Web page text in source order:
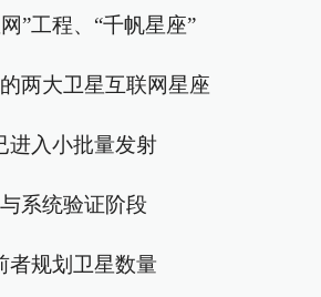
”工程、“千帆星座”
两大卫星互联网星座
进入小批量发射
与系统验证阶段
者规划卫星数量